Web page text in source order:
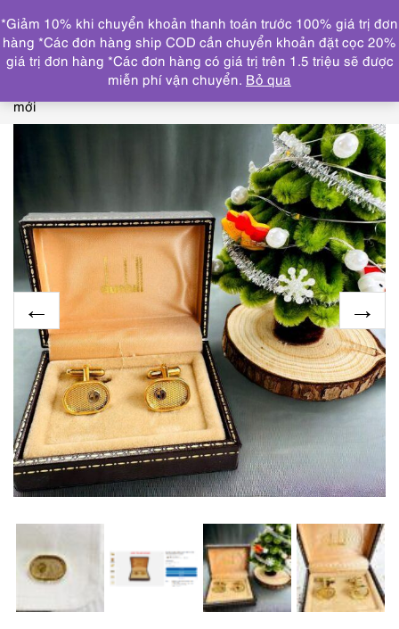
DANH MỤC
Trang chủ THƯƠNG HIỆU NỔI BẬT DUNHILL
2225-
DUNHILL vintage Cufflinks-Khuy măng sét-Đã sử dụng/khá
mới
*Giảm 10% khi chuyển khoản thanh toán trước 100% giá trị đơn
hàng *Các đơn hàng ship COD cần chuyển khoản đặt cọc 20%
giá trị đơn hàng *Các đơn hàng có giá trị trên 1.5 triệu sẽ được
miễn phí vận chuyển. Bỏ qua